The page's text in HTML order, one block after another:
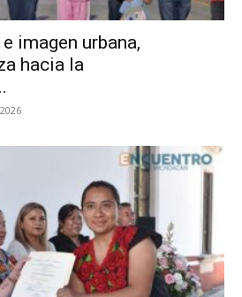
imagen urbana,
hacia la